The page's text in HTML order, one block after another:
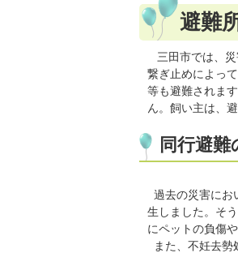
避難
三田市では、災
繋ぎ止めによっ
等も避難されま
ん。飼い主は、
同行避
過去の災害にお
生しました。そ
にペットの負傷
また、不妊去勢